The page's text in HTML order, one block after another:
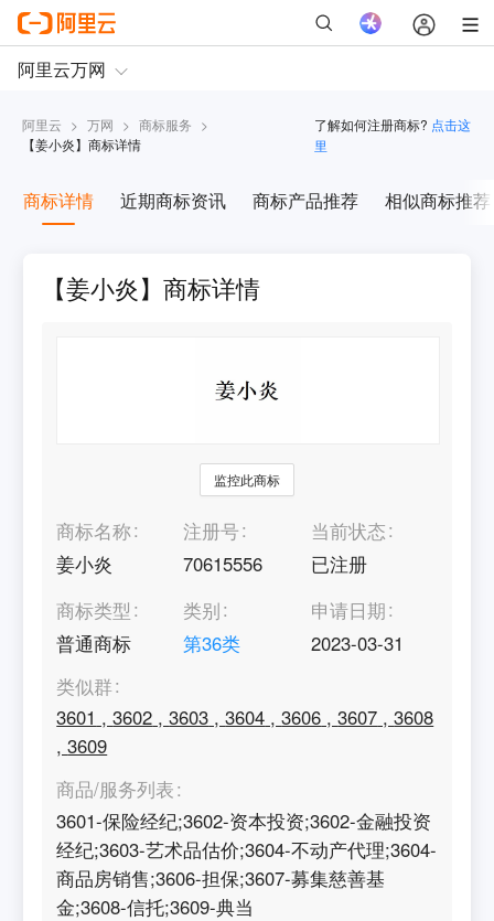
阿里云 > 万网 > 商标服务 >
【姜小炎】商标详情
了解如何注册商标? 点击这
里
商标详情 近期商标资讯 商标产品推荐 相似商标推荐
【姜小炎】商标详情
监控此商标
商标名称
姜小炎
注册号
70615556
当前状态
已注册
商标类型
普通商标
类别
第36类
申请日期
2023-03-31
类似群
3601 ,3602 ,3603 ,3604 ,3606 ,3607 ,3608
,3609
商品/服务列表
3601-保险经纪;3602-资本投资;3602-金融投资
经纪;3603-艺术品估价;3604-不动产代理;3604-
商品房销售;3606-担保;3607-募集慈善基
金;3608-信托;3609-典当